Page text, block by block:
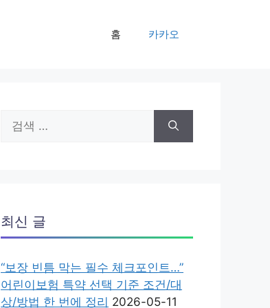
홈 카카오
색:
최신 글
“보장 빈틈 막는 필수 체크포인트…”
어린이보험 특약 선택 기준 조건/대
상/방법 한 번에 정리 2026-05-11